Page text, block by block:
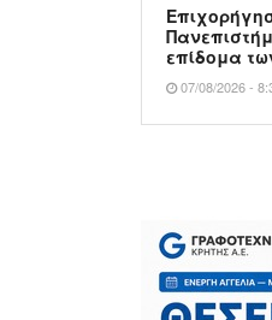
επίδομα
07/08/2026 -